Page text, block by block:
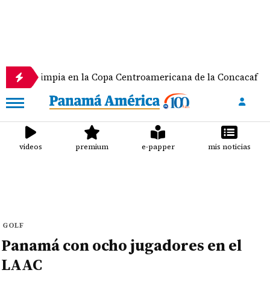
en la Copa Centroamericana de la Concacaf
videos premium e-papper mis noticias
GOLF
Panamá con ocho jugadores en el
LAAC